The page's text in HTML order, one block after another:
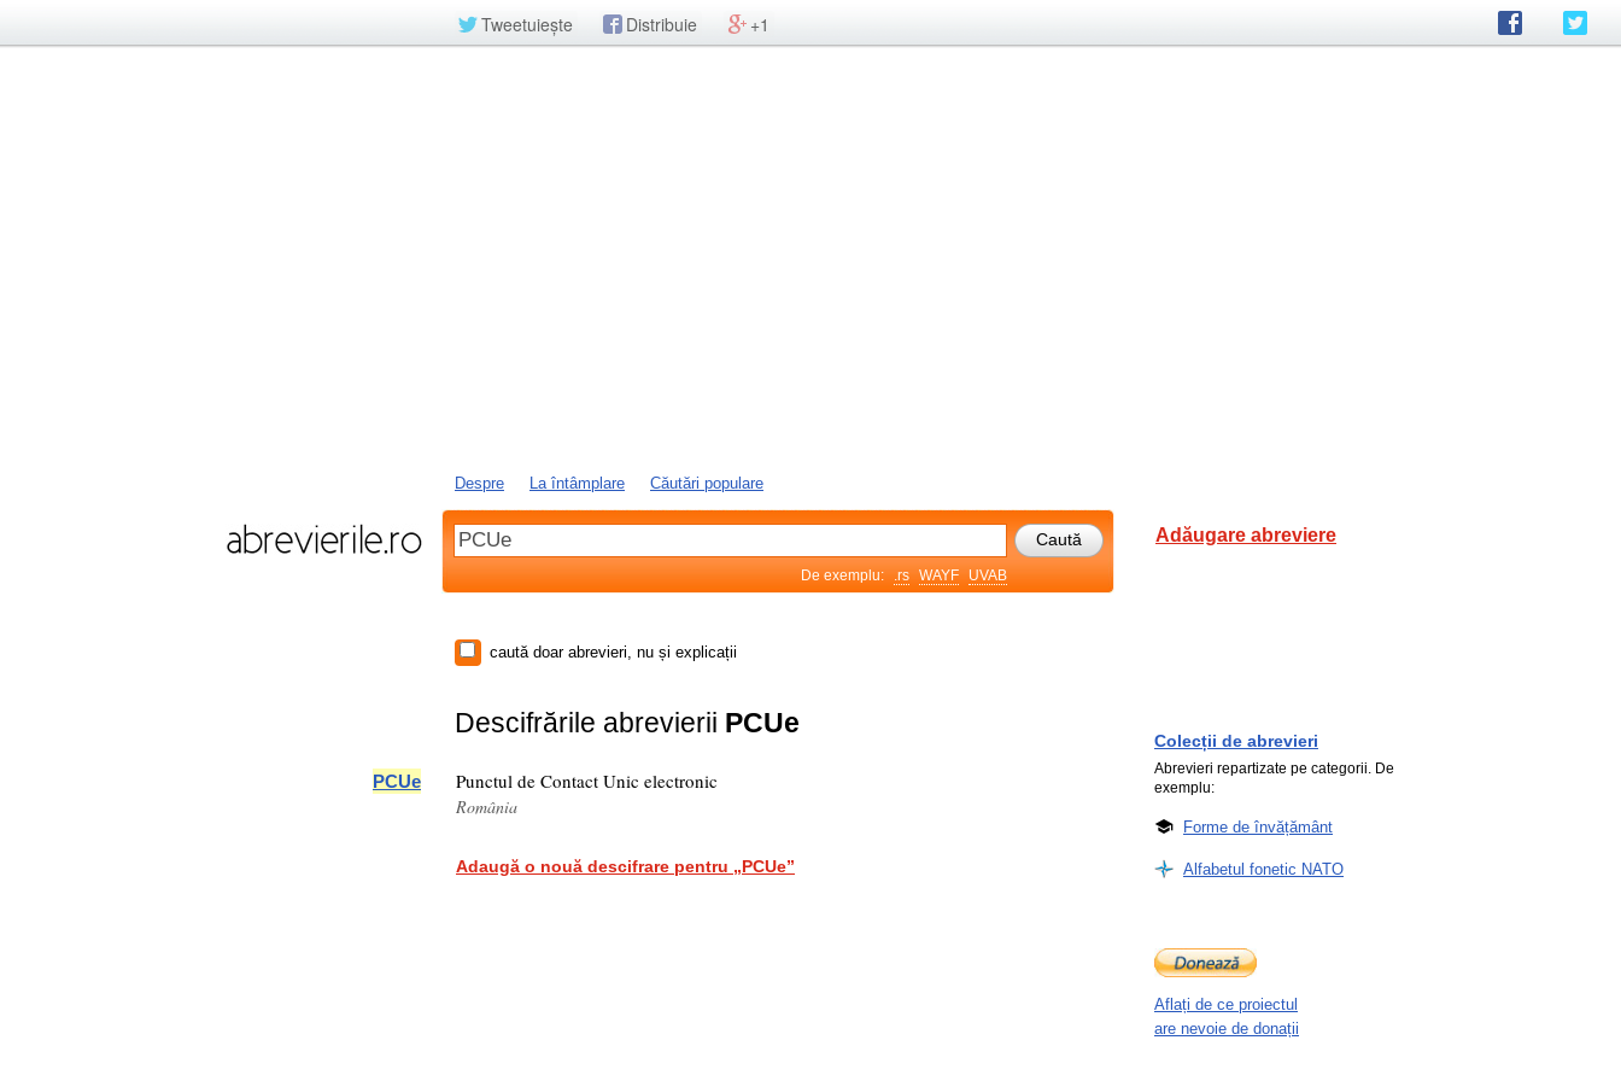
Tweetuiește Distribuie +1
Despre La întâmplare Căutări populare
De exemplu: .rs WAYF UVAB
Adăugare abreviere
caută doar abrevieri, nu și explicații
Descifrările abrevierii PCUe
PCUe Punctul de Contact Unic electronic
România
Adaugă o nouă descifrare pentru „PCUe”
Colecții de abrevieri
Abrevieri repartizate pe categorii. De
exemplu:
Forme de învățământ
Alfabetul fonetic NATO
Aflați de ce proiectul
are nevoie de donații